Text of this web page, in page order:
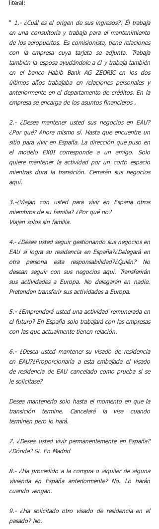
literal:
" 1.- ¿Cuál es el origen de sus ingresos?: Él trabaja
en una consultoría y trabaja para el mantenimiento
de los aeropuertos. Es comisionista, tiene relaciones
con la empresa cuya tarjeta se adjunta. Trabaja
también la esposa ayudándole a él y trabaja también
en el banco Habib Bank AG ZEORIC en los dos
últimos años trabajaba en relaciones personales y
anteriormente en el departamento de créditos. En la
empresa se encarga de los asuntos financieros .
2.- ¿Desea mantener usted sus negocios en EAU?
¿Por qué? Ahora mismo sí. Hasta que encuentre un
sitio para vivir en España. La dirección que puso en
el modelo EX0I corresponde a un amigo. Solo
quiere mantener la actividad por un corto espacio
mientras dura la transición. Cerrarán sus negocios
aquí.
3.-¿Viajan con usted para vivir en España otros
miembros de su familia? ¿Por qué no?
Viajan solos sin familia.
4.- ¿Desea usted seguir gestionando sus negocios en
EAU si logra su residencia en España?¿Delegará en
otra persona esta responsabilidad?¿Quién? No
desean seguir con sus negocios aquí. Transferirán
sus actividades a Europa. No delegarán en nadie.
Pretenden transferir sus actividades a Europa.
5.- ¿Emprenderá usted una actividad remunerada en
el futuro? En España solo trabajará con las empresas
con las que actualmente tienen relación.
6.- ¿Desea usted mantener su visado de residencia
en EAU?¿Proporcionaría a esta embajada el visado
de residencia de EAU cancelado como prueba si se
le solicitase?
Desea mantenerlo solo hasta el momento en que la
transición termine. Cancelará la visa cuando
terminen pero lo hará.
7. ¿Desea usted vivir permanentemente en España?
¿Dónde? Si. En Madrid
8.- ¿Ha procedido a la compra o alquiler de alguna
vivienda en España anteriormente? No. Lo harán
cuando vengan.
9.- ¿Ha solicitado otro visado de residencia en el
pasado? No.